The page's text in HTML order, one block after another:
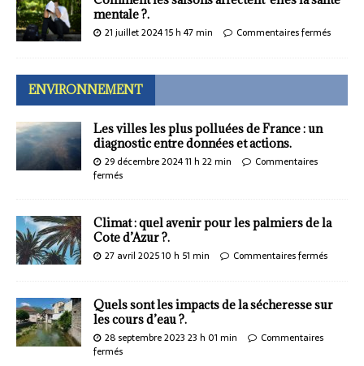
mentale ?.
21 juillet 2024 15 h 47 min Commentaires fermés
ENVIRONNEMENT
Les villes les plus polluées de France : un
diagnostic entre données et actions.
29 décembre 2024 11 h 22 min
Commentaires
fermés
Climat : quel avenir pour les palmiers de la
Cote d’Azur ?.
27 avril 2025 10 h 51 min Commentaires fermés
Quels sont les impacts de la sécheresse sur
les cours d’eau ?.
28 septembre 2023 23 h 01 min
Commentaires
fermés